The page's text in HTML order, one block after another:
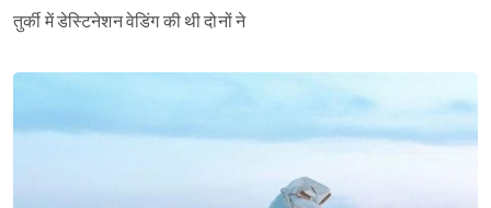
तुर्की में डेस्टिनेशन वेडिंग की थी दोनों ने